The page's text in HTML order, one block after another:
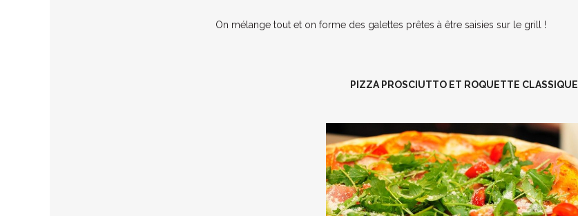
On mélange tout et on forme des galettes prêtes à être saisies sur le grill !
PIZZA PROSCIUTTO ET ROQUETTE CLASSIQUE